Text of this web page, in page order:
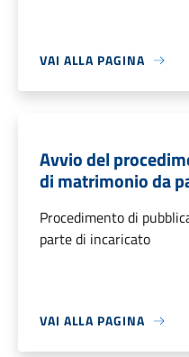
VAI ALLA PAGINA
Avvio del
di matrimonio da
Procedimento di
parte di incaricato
VAI ALLA PAGINA